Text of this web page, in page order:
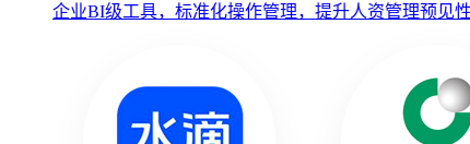
企业BI级工具，标准化操作管理，提升人资管理预见性